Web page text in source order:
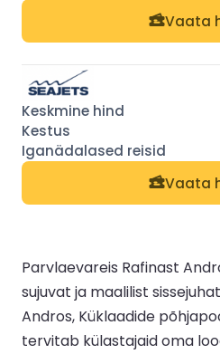
Vaata
Vaata
Parvlaevareis Rafinast
sujuvat ja maalilist
Andros, Küklaadide
tervitab külastajaid oma